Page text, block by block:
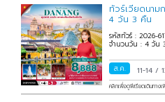
ทัวร์เวียดนาม
4 วัน 3 คืน
รหัสทัวร์ : 2026-
จำนวนวัน : 4 วัน
ส.ค. 11-14/
22-25/
คลิกเพื่อดูพีเรียดเดินทางเ